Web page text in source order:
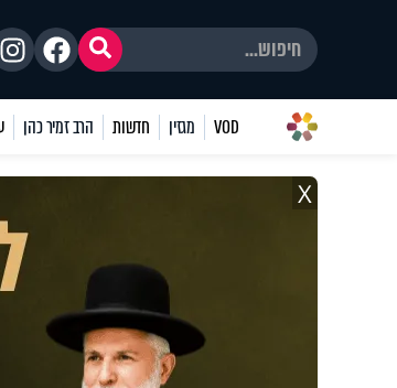
VOD מגזין חדשות הרב זמיר כהן
X